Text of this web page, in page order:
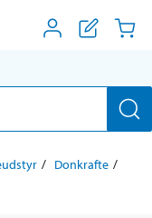
Donkrafte